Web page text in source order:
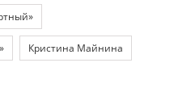
Кристина Майнина